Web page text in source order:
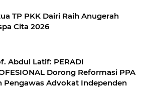
PKK Dairi Raih Anugerah
Cita 2026
Abdul Latif: PERADI
Dorong Reformasi PPA
Pengawas Advokat Independen